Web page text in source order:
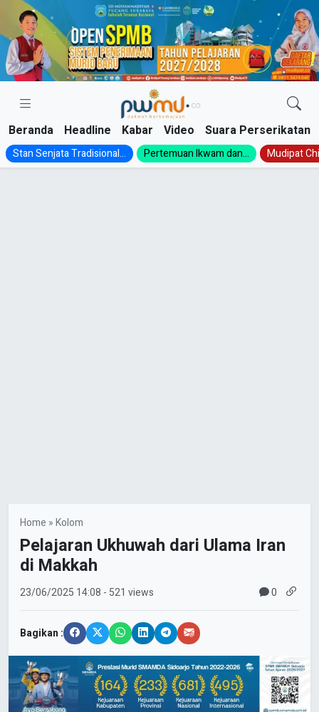
Skip
content
Beranda Headline Kabar Video Suara Perserikatan
Stan Senjata Tradisional... Pertemuan Ikwam dan... Mudipat
Home »Kolom
Pelajaran Ukhuwah dari Ulama Iran
di Makkah
23/06/2025 14:08 - 521 views 0
Bagikan :